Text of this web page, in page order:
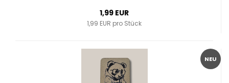
1,99 EUR
1,99 EUR pro Stück
NEU